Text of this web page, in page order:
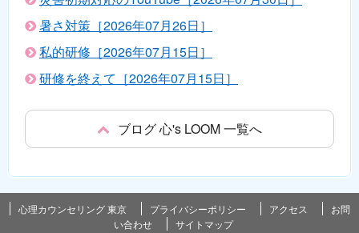
暑さ対策［2026年07月26日］
私的研修［2026年07月15日］
研修を終えて［2026年07月15日］
ブログ 心's LOOM 一覧へ
心理カウンセリング 東京 プライバシーポリシー アクセス
お問
い合わせ
サイトマップ